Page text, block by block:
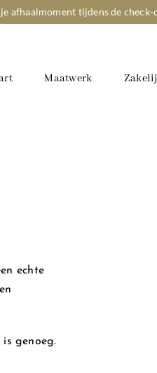
je afhaalmoment tijdens de
Maatwerk
echte
genoeg.